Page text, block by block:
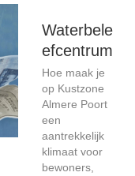
Waterbele
efcentrum
Hoe maak je
op Kustzone
Almere Poort
een
aantrekkelijk
klimaat voor
bewoners,